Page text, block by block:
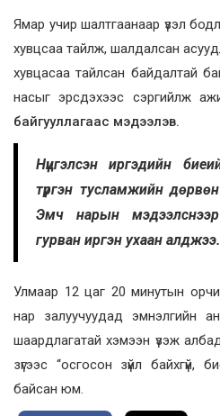
Ямар учир шалтгаанаар үзэл
хувцсаа тайлж, шалдалсан
хувцасаа тайлсан байдалтай
насыг эрсдэхээс сэргийлж
байгууллагаас мэдээлэв.
Нүцгэлсэн иргэдийн
түргэн тусламжийн
Эмч нарын
гурван иргэн ухаан алджээ.
Улмаар 12 цаг 20 минутын
нар залуучуудад эмнэлгийн
шаардлагатай хэмээн үзэж
зүгээс “осгосон зүйл байхгүй,
байсан юм.